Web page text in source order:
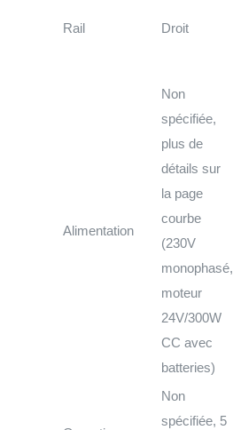
Rail Droit
Alimentation
Non
spécifiée,
plus de
détails sur
la page
courbe
(230V
monophasé,
moteur
24V/300W
CC avec
batteries)
Non
spécifiée, 5